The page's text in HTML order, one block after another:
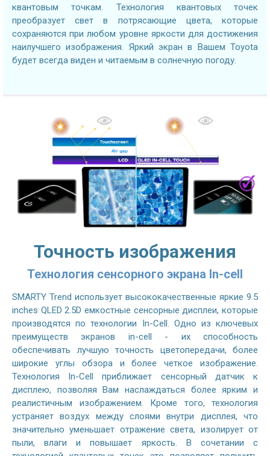
квантовым точкам. Технология квантовых точек
преобразует свет в потрясающие цвета, которые
сохраняются при любом уровне яркости для достижения
наилучшего изображения. Яркий экран в Вашем Toyota
будет всегда виден и читаемым в солнечную погоду.
Точность изображения
Технология сенсорного экрана In-cell
SMARTY Trend использует высококачественные яркие 9.5
inches QLED 2.5D емкостные сенсорные дисплеи, которые
производятся по технологии In-Cell. Одно из ключевых
преимуществ экранов in-cell - их способность
обеспечивать лучшую точность цветопередачи, более
широкие углы обзора и более четкое изображение.
Технология In-Cell приближает сенсорный датчик к
дисплею, позволяя Вам наслаждаться более ярким и
реалистичным изображением. Кроме того, технология
устраняет воздух между слоями внутри дисплея, что
значительно уменьшает отражение света, изолирует от
пыли, влаги и повышает яркость. В сочетании с